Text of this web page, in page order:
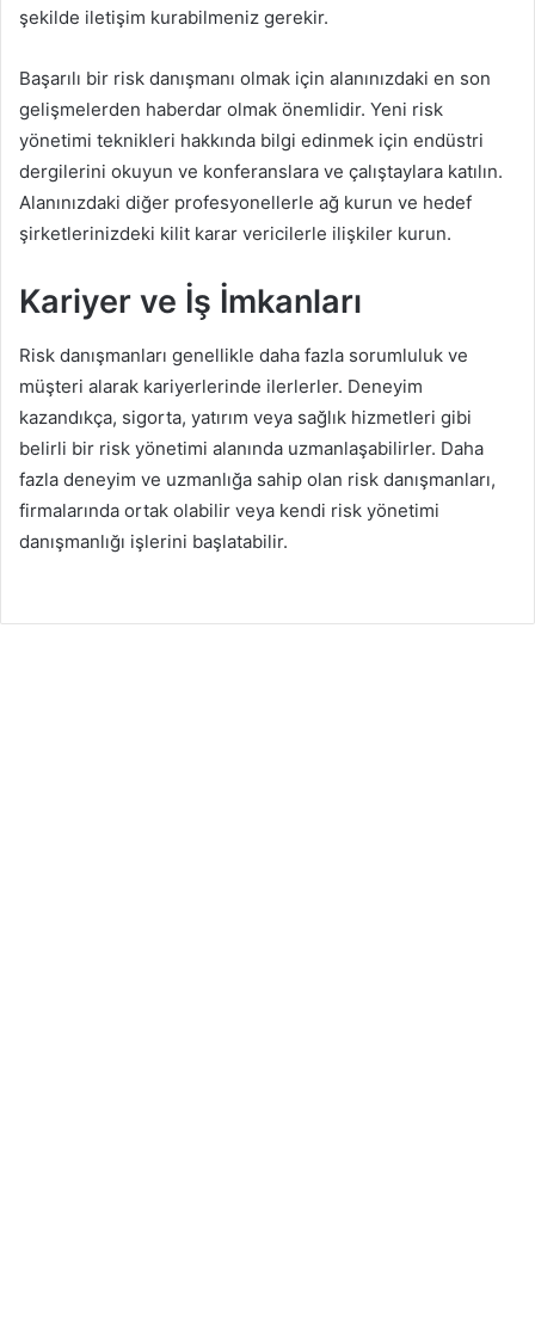
şekilde iletişim kurabilmeniz gerekir.
Başarılı bir risk danışmanı olmak için alanınızdaki en son
gelişmelerden haberdar olmak önemlidir. Yeni risk
yönetimi teknikleri hakkında bilgi edinmek için endüstri
dergilerini okuyun ve konferanslara ve çalıştaylara katılın.
Alanınızdaki diğer profesyonellerle ağ kurun ve hedef
şirketlerinizdeki kilit karar vericilerle ilişkiler kurun.
Kariyer ve İş İmkanları
Risk danışmanları genellikle daha fazla sorumluluk ve
müşteri alarak kariyerlerinde ilerlerler. Deneyim
kazandıkça, sigorta, yatırım veya sağlık hizmetleri gibi
belirli bir risk yönetimi alanında uzmanlaşabilirler. Daha
fazla deneyim ve uzmanlığa sahip olan risk danışmanları,
firmalarında ortak olabilir veya kendi risk yönetimi
danışmanlığı işlerini başlatabilir.